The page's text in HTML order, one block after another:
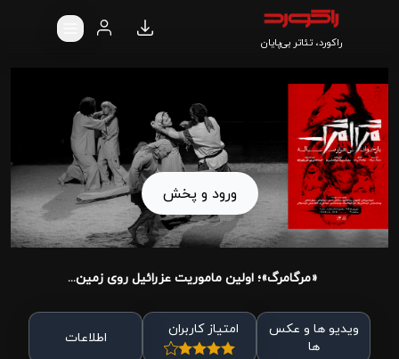
راکورد، تئاتر بی‌پایان
ورود و پخش
«مرگامرگ»؛ اولین ماموریت عزرائیل روی زمین...
ویدیو ها و عکس
ها
امتیاز کاربران اطلاعات